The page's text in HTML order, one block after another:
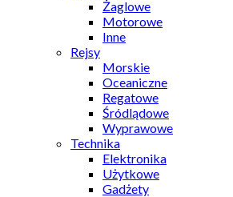
Żaglowe
Motorowe
Inne
Rejsy
Morskie
Oceaniczne
Regatowe
Śródlądowe
Wyprawowe
Technika
Elektronika
Użytkowe
Gadżety